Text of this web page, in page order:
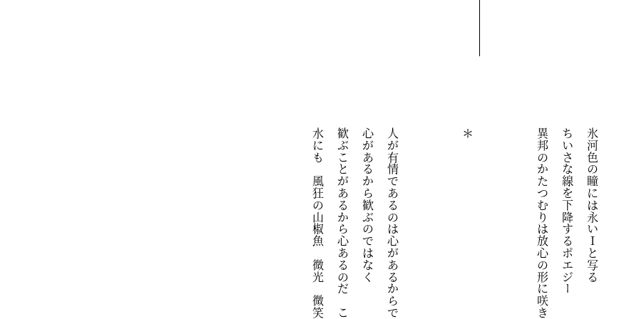
氷河色の瞳には永いＩと写る
ちいさな線を下降するポエジー
異邦のかたつむりは放心の形に咲き
＊
人が有情であるのは心があるからではない
心があるから歓ぶのではなく
歓ぶことがあるから心あるのだ　ここの
水にも　風狂の山椒魚　微光　微笑